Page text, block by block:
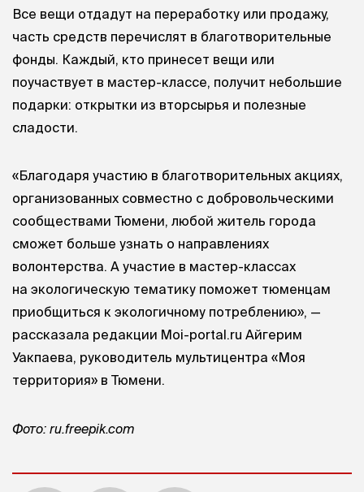
Все вещи отдадут на переработку или продажу,
часть средств перечислят в благотворительные
фонды. Каждый, кто принесет вещи или
поучаствует в мастер-классе, получит небольшие
подарки: открытки из вторсырья и полезные
сладости.
«Благодаря участию в благотворительных акциях,
организованных совместно с добровольческими
сообществами Тюмени, любой житель города
сможет больше узнать о направлениях
волонтерства. А участие в мастер-классах
на экологическую тематику поможет тюменцам
приобщиться к экологичному потреблению», —
рассказала редакции Moi-portal.ru Айгерим
Уакпаева, руководитель мультицентра «Моя
территория» в Тюмени.
Фото: ru.freepik.com